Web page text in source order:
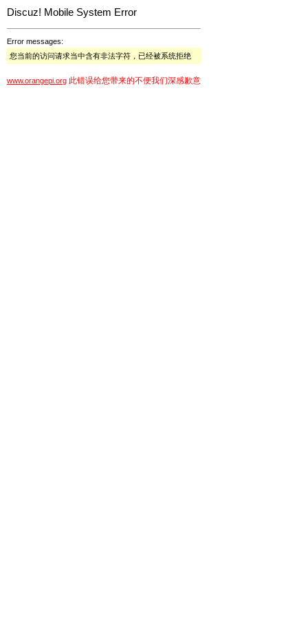
Discuz! Mobile System Error
Error messages:
您当前的访问请求当中含有非法字符，已经被系统拒绝
www.orangepi.org 此错误给您带来的不便我们深感歉意